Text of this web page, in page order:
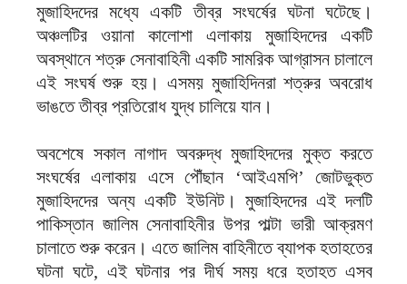
মুজাহিদদের মধ্যে একটি তীব্র সংঘর্ষের ঘটনা ঘটেছে।
অঞ্চলটির ওয়ানা কালোশা এলাকায় মুজাহিদদের একটি
অবস্থানে শত্রু সেনাবাহিনী একটি সামরিক আগ্রাসন চালালে
এই সংঘর্ষ শুরু হয়। এসময় মুজাহিদিনরা শত্রুর অবরোধ
ভাঙতে তীব্র প্রতিরোধ যুদ্ধ চালিয়ে যান।
অবশেষে সকাল নাগাদ অবরুদ্ধ মুজাহিদদের মুক্ত করতে
সংঘর্ষের এলাকায় এসে পৌঁছান ‘আইএমপি’ জোটভুক্ত
মুজাহিদদের অন্য একটি ইউনিট। মুজাহিদদের এই দলটি
পাকিস্তান জালিম সেনাবাহিনীর উপর পাল্টা ভারী আক্রমণ
চালাতে শুরু করেন। এতে জালিম বাহিনীতে ব্যাপক হতাহতের
ঘটনা ঘটে, এই ঘটনার পর দীর্ঘ সময় ধরে হতাহত এসব